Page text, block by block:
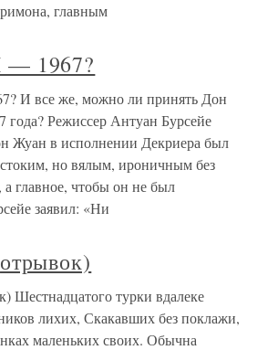
главным
1967?
И все же, можно ли принять Дон
года? Режиссер Антуан Бурсейе
Жуан в исполнении Декриера был
но вялым, ироничным без
главное, чтобы он не был
заявил: «Ни
Шестнадцатого турки вдалеке
лихих, Скакавших без поклажи,
маленьких своих. Обычна